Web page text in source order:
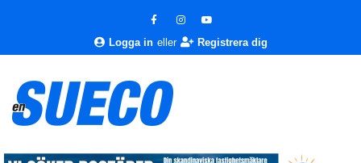
Logga in eller Registrera dig